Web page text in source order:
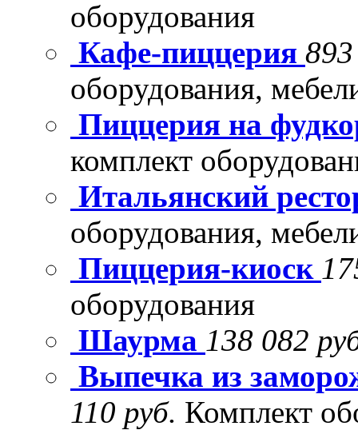
оборудования
Кафе-пиццерия
оборудования,
Пиццерия на
комплект
Итальянский
оборудования,
Пиццерия-киоск
оборудования
Шаурма 138 082
Выпечка из
110 руб. Комплект